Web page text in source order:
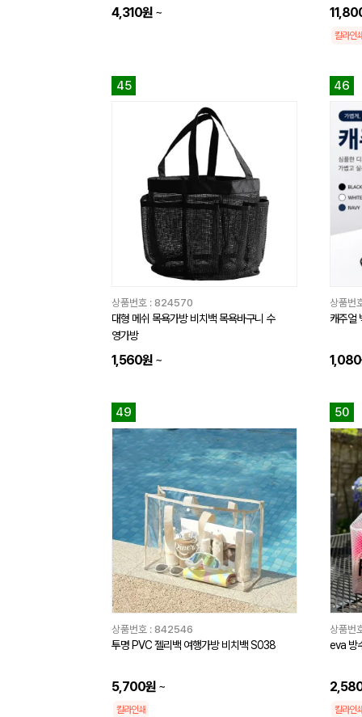
4,310원 ~
칼라인
45
상품번호 : 824570
대형 메쉬 목욕가방 비치백 목욕바구니 수
영가방
1,560원 ~
46
상품번
캐주얼
49
상품번호 : 842546
투명 PVC 젤리백 여행가방 비치백 S038
5,700원 ~
칼라인쇄
50
상품번
eva 방
칼라인